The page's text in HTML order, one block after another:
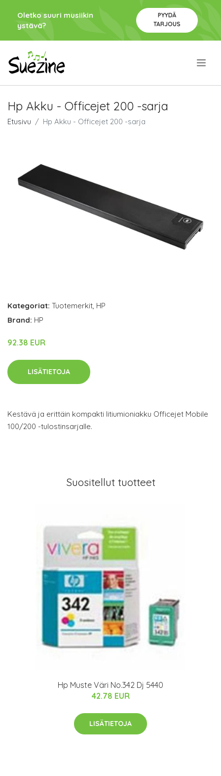
Oletko suuri musiikin
ystävä?
PYYDÄ
TARJOUS
Hp Akku - Officejet 200 -sarja
Etusivu Hp Akku - Officejet 200 -sarja
Kategoriat: Tuotemerkit HP
Brand: HP
92.38 EUR
LISÄTIETOJA
Kestävä ja erittäin kompakti litiumioniakku Officejet Mobile
100/200 -tulostinsarjalle.
Suositellut tuotteet
Hp Muste Väri No.342 Dj 5440
42.78 EUR
LISÄTIETOJA